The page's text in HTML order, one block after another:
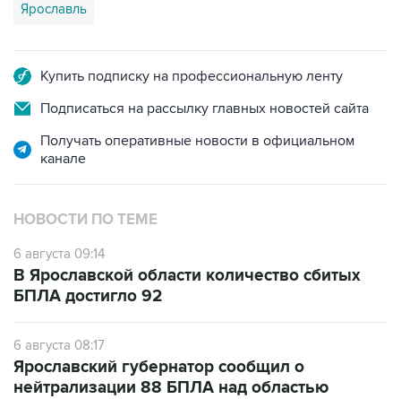
Ярославль
Купить подписку на профессиональную ленту
Подписаться на рассылку главных новостей сайта
Получать оперативные новости в официальном
канале
НОВОСТИ ПО ТЕМЕ
6 августа 09:14
В Ярославской области количество сбитых
БПЛА достигло 92
6 августа 08:17
Ярославский губернатор сообщил о
нейтрализации 88 БПЛА над областью